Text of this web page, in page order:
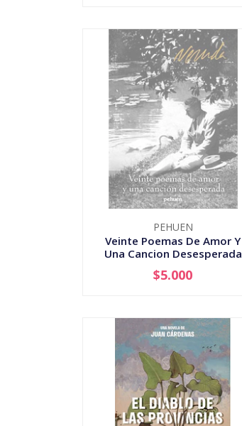
PEHUEN
Veinte Poemas De Amor Y
Una Cancion Desesperada
AGOTADO
$5.000